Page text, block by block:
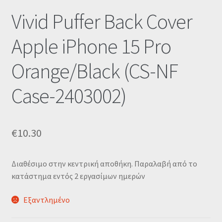
Vivid Puffer Back Cover
Apple iPhone 15 Pro
Orange/Black (CS-NF
Case-2403002)
€10.30
Διαθέσιμο στην κεντρική αποθήκη. Παραλαβή από το
κατάστημα εντός 2 εργασίμων ημερών
Εξαντλημένο